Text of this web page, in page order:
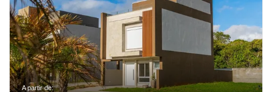
A partir de: